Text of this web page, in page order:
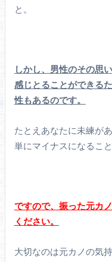
と。
しかし、男性のその思
感じとることができる
性もあるのです。
たとえあなたに未練が
単にマイナスになるこ
ですので、振った元カ
ください。
大切なのは元カノの気持